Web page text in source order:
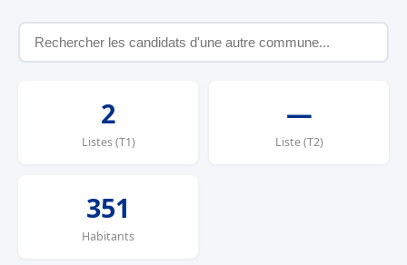
2
Listes (T1)
—
Liste (T2)
351
Habitants